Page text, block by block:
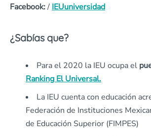
Facebook:/ IEUuniversidad
¿Sabías que?
Para el 2020 la IEU ocupa el
Ranking El Universal.
La IEU cuenta con educación
Federación de Instituciones
de Educación Superior (FIMPES)